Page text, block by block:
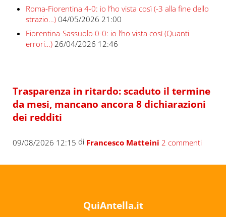
Roma-Fiorentina 4-0: io l’ho vista così (-3 alla fine dello
strazio…) 04/05/2026 21:00
Fiorentina-Sassuolo 0-0: io l’ho vista così (Quanti
errori…) 26/04/2026 12:46
Trasparenza in ritardo: scaduto il termine
da mesi, mancano ancora 8 dichiarazioni
dei redditi
09/08/2026 12:15 di Francesco Matteini 2 commenti
QuiAntella.it